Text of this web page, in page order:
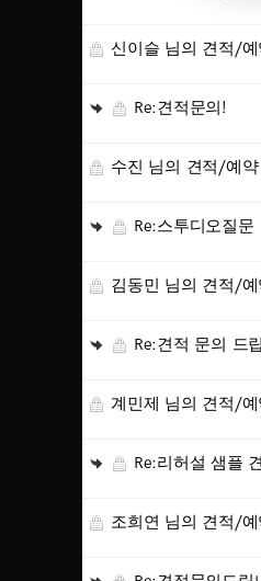
신이슬 님의 견적/
Re:견적문의!
수진 님의 견적/예
Re:스투디오질문
김동민 님의 견적/
Re:견적 문의 드
계민제 님의 견적/
Re:리허설 샘플
조희연 님의 견적/
8/
8/
8/
8/
오
오